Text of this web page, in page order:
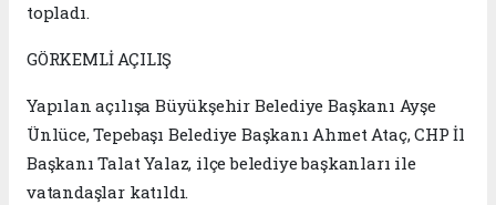
topladı.
GÖRKEMLİ AÇILIŞ
Yapılan açılışa Büyükşehir Belediye Başkanı Ayşe
Ünlüce, Tepebaşı Belediye Başkanı Ahmet Ataç, CHP İl
Başkanı Talat Yalaz, ilçe belediye başkanları ile
vatandaşlar katıldı.